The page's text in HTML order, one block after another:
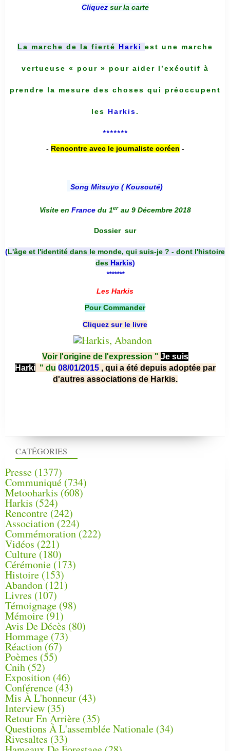
CATÉGORIES
Presse (1377)
Communiqué (734)
Metooharkis (608)
Harkis (524)
Rencontre (242)
Association (224)
Commémoration(222)
Vidéos (221)
Culture(180)
Cérémonie (173)
Histoire (153)
Abandon(121)
Livres (107)
Témoignage (98)
Mémoire (91)
Avis De Décès (80)
Hommage (73)
Réaction(67)
Poèmes (55)
Cnih (52)
Exposition (46)
Conférence(43)
Mis À L'honneur (43)
Interview (35)
Retour En Arrière (35)
Questions À L'assemblée Nationale (34)
Rivesaltes (33)
Cliquez sur la carte
La marche de la fierté Harki est une marche
vertueuse « pour » pour aider l’exécutif à
prendre la mesure des choses qui préoccupent
les Harkis.
*******
- Rencontre avec le journaliste coréen -
Song Mitsuyo ( Kousouté)
Visite en France du 1er au 9 Décembre 2018
Dossier sur
(L'âge et l'identité dans le monde, qui suis-je ? - dont l'histoire
des Harkis)
*******
Les Harkis
Pour Commander
Cliquez sur le livre
Voir l'origine de l'expression " Je suis
Harki " du 08/01/2015 , qui a été depuis adoptée par
d'autres associations de Harkis.